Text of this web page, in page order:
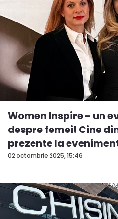
02 octombrie 2025, 15:46
Women Inspire - un
despre femei! Cine
prezente la
fos...